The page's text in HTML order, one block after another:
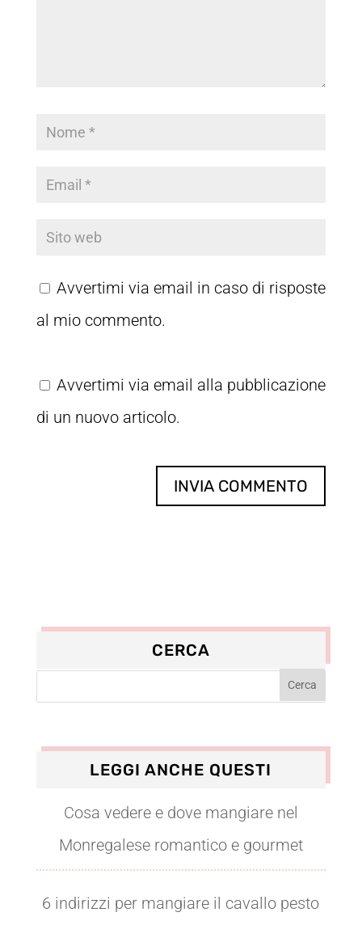
Avvertimi via email in caso di risposte
al mio commento.
Avvertimi via email alla pubblicazione
di un nuovo articolo.
CERCA
LEGGI ANCHE QUESTI
Cosa vedere e dove mangiare nel
Monregalese romantico e gourmet
6 indirizzi per mangiare il cavallo pesto